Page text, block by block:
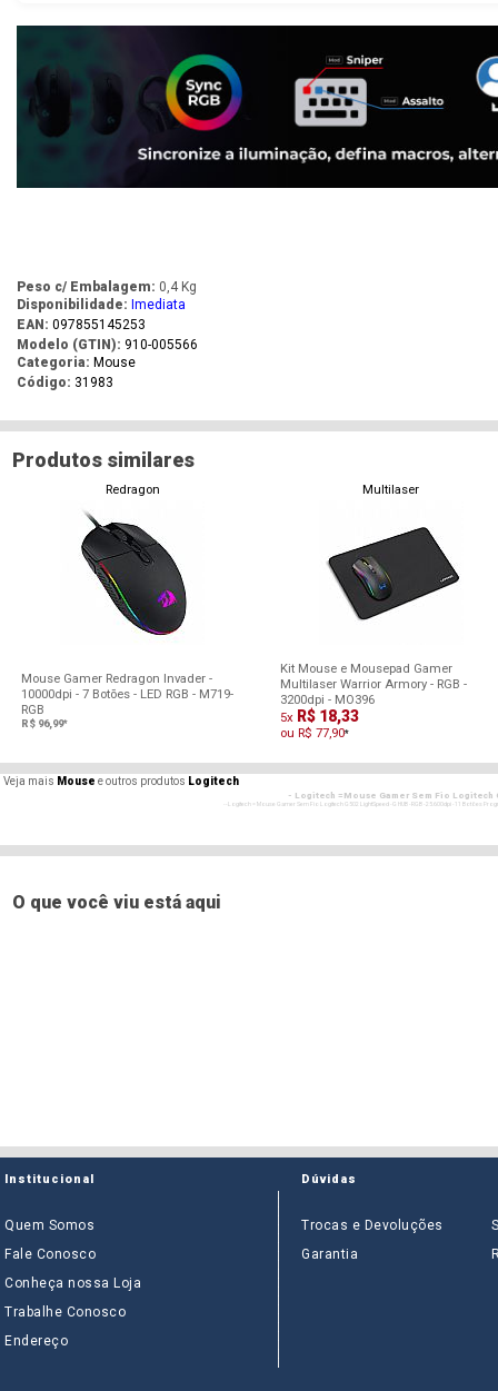
Peso c/ Embalagem: 0,4 Kg
Disponibilidade: Imediata
EAN: 097855145253
Modelo (GTIN): 910-005566
Categoria: Mouse
Código: 31983
Produtos similares
Redragon
Mouse Gamer Redragon Invader -
10000dpi - 7 Botões - LED RGB - M719-
RGB
R$ 96,99*
Multilaser
Kit Mouse e Mousepad Gamer
Multilaser Warrior Armory - RGB -
3200dpi - MO396
5x R$ 18,33
ou R$ 77,90*
Veja mais Mouse e outros produtos Logitech
- Logitech =Mouse Gamer Sem Fio Logitech
- - Logitech = Mouse Gamer Sem Fio Logitech G502 LightSpeed - G HUB - RGB - 25.600dpi - 11 Botões
O que você viu está aqui
Institucional
Quem Somos
Fale Conosco
Conheça nossa Loja
Trabalhe Conosco
Endereço
Dúvidas
Trocas e Devoluções
Garantia